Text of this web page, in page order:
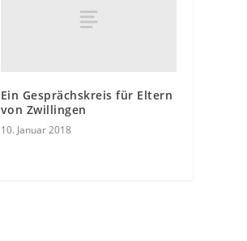
Ein Gesprächskreis für Eltern
von Zwillingen
10. Januar 2018